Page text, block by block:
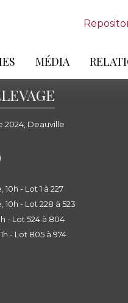
MÉDIA
2024, Deauville
- Lot 1 à 227
- Lot 228 à 523
- Lot 524 à 804
- Lot 805 à 974